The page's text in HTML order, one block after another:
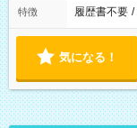
特徴 履歴書不要 /
気になる！